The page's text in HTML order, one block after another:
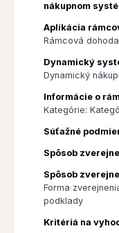
nákupnom
Aplikácia
Rámcová
Dynamický
Dynamický
Informácie o
Kategórie:
Súťažné
Spôsob
Spôsob
Forma
podklady
Kritériá na